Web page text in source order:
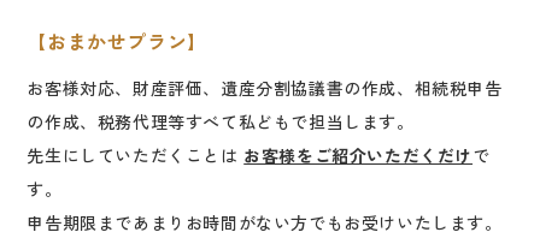
【おまかせプラン】
お客様対応、財産評価、遺産分割協議書の作成、相続税申告
の作成、税務代理等すべて私どもで担当します。
先生にしていただくことは お客様をご紹介いただくだけで
す。
申告期限まであまりお時間がない方でもお受けいたします。